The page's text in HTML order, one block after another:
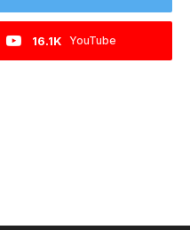
YouTube
16.1K